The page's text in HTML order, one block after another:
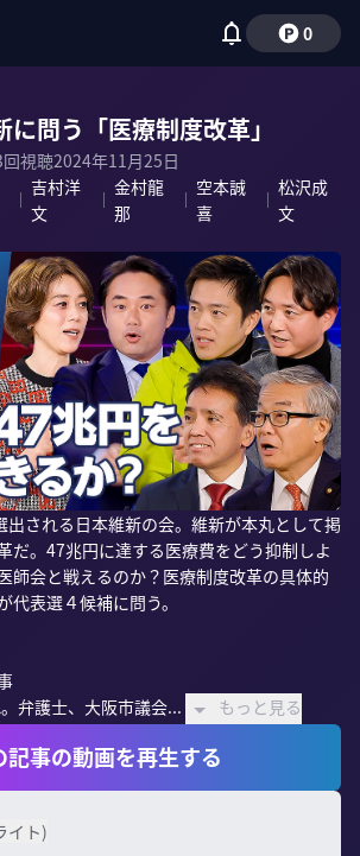
0
問う「医療制度改革」
回視聴2024年11月25日
｜
吉村洋
文
｜
金村龍
那
｜
空本誠
喜
｜
松沢成
文
出される日本維新の会。維新が本丸として掲
だ。47兆円に達する医療費をどう抑制しよ
師会と戦えるのか？医療制度改革の具体的
代表選４候補に問う。
弁護士、大阪市議会...
もっと見る
記事の動画を再生する
イト)